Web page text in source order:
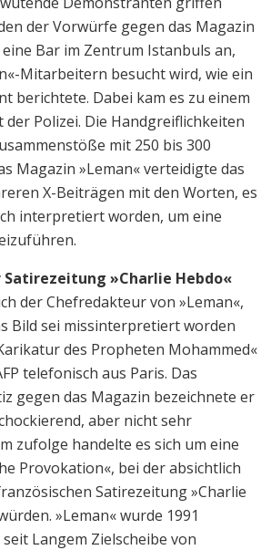
der Vorwürfe gegen das Magazin
Bar im Zentrum Istanbuls an,
Mitarbeitern besucht wird, wie ein
berichtete. Dabei kam es zu einem
der Polizei. Die Handgreiflichkeiten
mit 250 bis 300
Magazin »Leman« verteidigte das
X-Beiträgen mit den Worten, es
interpretiert worden, um eine
Satirezeitung »Charlie Hebdo«
der Chefredakteur von »Leman«,
Bild sei missinterpretiert worden
des Propheten Mohammed«
telefonisch aus Paris. Das
gegen das Magazin bezeichnete er
aber nicht sehr
zufolge handelte es sich um eine
Provokation«, bei der absichtlich
Satirezeitung »Charlie
»Leman« wurde 1991
Langem Zielscheibe von